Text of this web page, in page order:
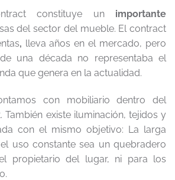
constituye un importante
del sector del mueble. El contract
, lleva años en el mercado, pero
una década no representaba el
que genera en la actualidad.
con mobiliario dentro del
existe iluminación, tejidos y
con el mismo objetivo: La larga
uso constante sea un quebradero
propietario del lugar, ni para los